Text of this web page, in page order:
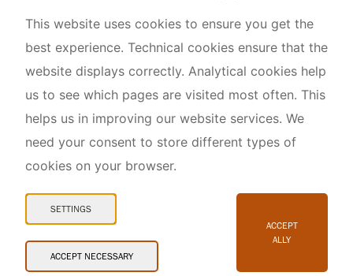
Snadné čtení
© 2026 AOPK ČR
This website uses cookies to ensure you get the
best experience. Technical cookies ensure that the
website displays correctly. Analytical cookies help
us to see which pages are visited most often. This
helps us in improving our website services. We
need your consent to store different types of
cookies on your browser.
SETTINGS
ACCEPT NECESSARY
ACCEPT
ALLY